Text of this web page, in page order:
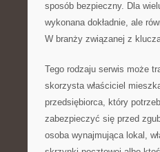
sposób bezpieczny. Dla
wykonana dokładnie, ale
W branży związanej z
Tego rodzaju serwis może
skorzysta właściciel
przedsiębiorca, który
zabezpieczyć się przed
osoba wynajmująca lokal,